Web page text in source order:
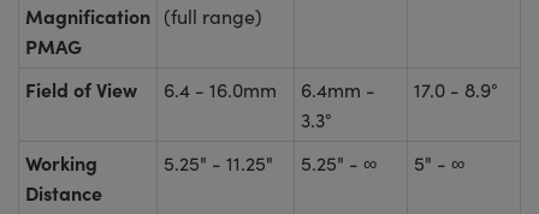
Magnification
PMAG
(full range)
Field of View 6.4 - 16.0mm
6.4mm -
3.3°
17.0 - 8.9°
Working
Distance
5.25" - 11.25" 5.25" - ∞ 5" - ∞